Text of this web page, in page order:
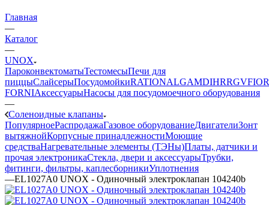
Главная
—
Каталог
—
UNOX
ПароконвектоматыТестомесыПечи для
пиццыСлайсерыПосудомойкиRATIONALGAMDIHRRGV
FORNIАксессуарыНасосы для посудомоечного оборудования
—
Соленоидные клапаны
ПопулярноеРаспродажаГазовое оборудованиеДвигателиЗонт
вытяжнойКорпусные принадлежностиМоющие
средстваНагревательные элементы (ТЭНы)Платы, датчики и
прочая электроникаСтекла, двери и аксессуарыТрубки,
фитинги, фильтры, каплесборникиУплотнения
—EL1027A0 UNOX - Одиночный электроклапан 104240b